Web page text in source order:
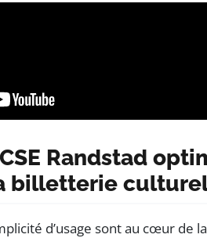
Randstad
billetterie
d’usage sont au cœur de